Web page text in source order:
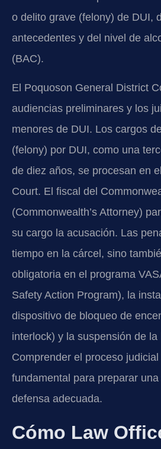
o delito grave (felony) de DUI,
antecedentes y del nivel de
(BAC).
El Poquoson General District
audiencias preliminares y los
menores de DUI. Los cargos
(felony) por DUI, como una
de diez años, se procesan en
Court. El fiscal del
(Commonwealth’s Attorney)
su cargo la acusación. Las
tiempo en la cárcel, sino
obligatoria en el programa
Safety Action Program), la
dispositivo de bloqueo de
interlock) y la suspensión de la
Comprender el proceso
fundamental para preparar
defensa adecuada.
Cómo Law